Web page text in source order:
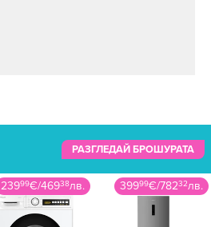
РАЗГЛЕДАЙ БРОШУРАТА
23999€/46938лв. 39999€/78232лв.